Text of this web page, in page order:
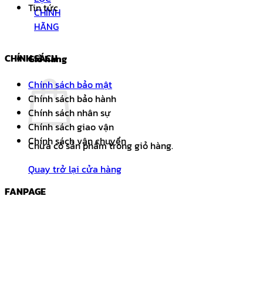
Giỏ hàng
Chưa có sản phẩm trong giỏ hàng.
Quay trở lại cửa hàng
Tin tức
CHÍNH SÁCH
Chính sách bảo mật
Chính sách bảo hành
Chính sách nhân sự
Chính sách giao vận
Chính sách vận chuyển
FANPAGE